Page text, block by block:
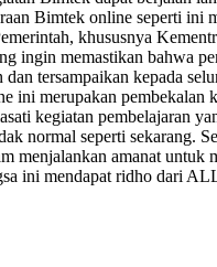
Bimtek online seperti ini
khususnya
ingin memastikan bahwa
dan tersampaikan kepada
ini merupakan pembekalan
kegiatan pembelajaran
normal seperti sekarang.
menjalankan amanat untuk
ini mendapat ridho dari